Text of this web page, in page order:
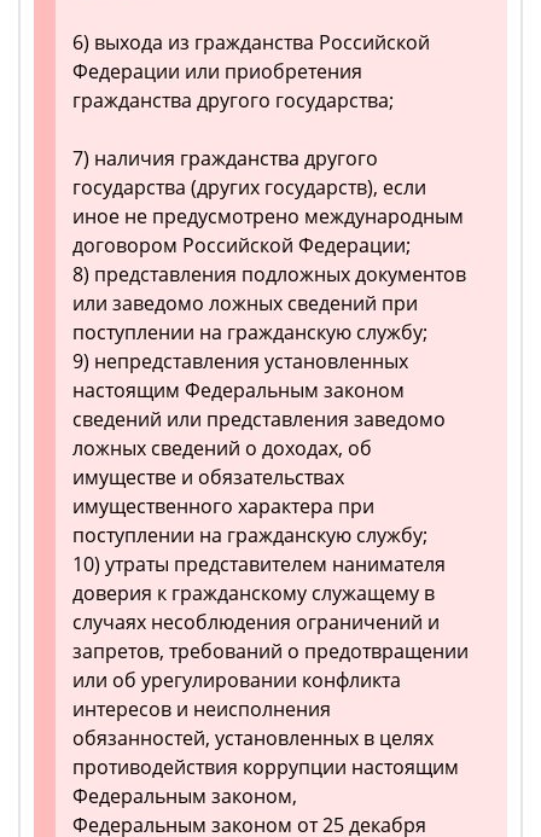
6) выхода из гражданства Российской
Федерации или приобретения
гражданства другого государства;
7) наличия гражданства другого
государства (других государств), если
иное не предусмотрено международным
договором Российской Федерации;
8) представления подложных документов
или заведомо ложных сведений при
поступлении на гражданскую службу;
9) непредставления установленных
настоящим Федеральным законом
сведений или представления заведомо
ложных сведений о доходах, об
имуществе и обязательствах
имущественного характера при
поступлении на гражданскую службу;
10) утраты представителем нанимателя
доверия к гражданскому служащему в
случаях несоблюдения ограничений и
запретов, требований о предотвращении
или об урегулировании конфликта
интересов и неисполнения
обязанностей, установленных в целях
противодействия коррупции настоящим
Федеральным законом,
Федеральным законом от 25 декабря